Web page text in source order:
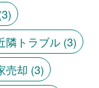
隣トラブル(3)
売却 (3)